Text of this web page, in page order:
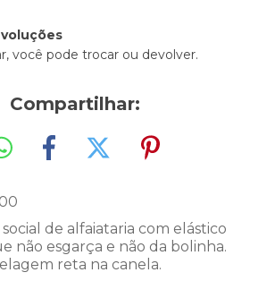
você pode trocar ou devolver.
Compartilhar:
de alfaiataria com elástico
não esgarça e não da bolinha.
reta na canela.